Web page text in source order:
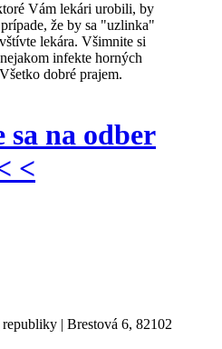
Vám lekári urobili, by
že by sa "uzlinka"
lekára. Všimnite si
infekte horných
dobré prajem.
sa na odber
<
| Brestová 6, 82102